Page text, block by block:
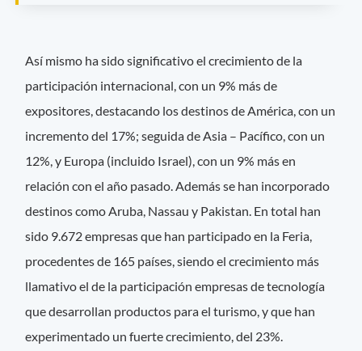
Así mismo ha sido significativo el crecimiento de la
participación internacional, con un 9% más de
expositores, destacando los destinos de América, con un
incremento del 17%; seguida de Asia – Pacífico, con un
12%, y Europa (incluido Israel), con un 9% más en
relación con el año pasado. Además se han incorporado
destinos como Aruba, Nassau y Pakistan. En total han
sido 9.672 empresas que han participado en la Feria,
procedentes de 165 países, siendo el crecimiento más
llamativo el de la participación empresas de tecnología
que desarrollan productos para el turismo, y que han
experimentado un fuerte crecimiento, del 23%.